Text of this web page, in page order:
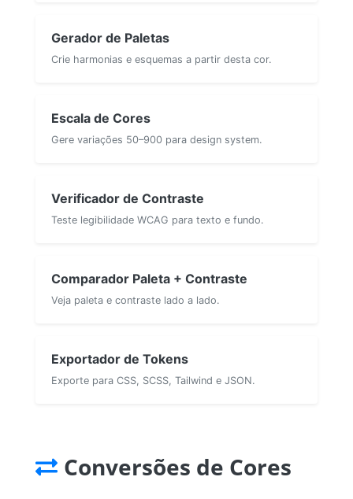
Gerador de Paletas
Crie harmonias e esquemas a partir desta cor.
Escala de Cores
Gere variações 50–900 para design system.
Verificador de Contraste
Teste legibilidade WCAG para texto e fundo.
Comparador Paleta + Contraste
Veja paleta e contraste lado a lado.
Exportador de Tokens
Exporte para CSS, SCSS, Tailwind e JSON.
Conversões de Cores